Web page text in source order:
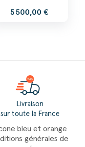
5 500,00 €
Livraison
sur toute la France